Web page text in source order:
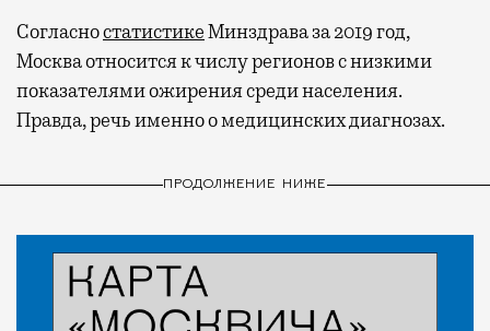
СогласностатистикеМинздрава за 2019 год,
Москва относится к числу регионов с низкими
показателями ожирения среди населения.
Правда, речь именно о медицинских диагнозах.
ПРОДОЛЖЕНИЕ НИЖЕ